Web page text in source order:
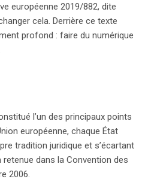
tous, y compris les
La définition du
plus large, incluant des
handicaps temporaires,
l’e-commerce, où
navigation sans souris, des
détectables par les
28 juin 2025, tous les
doivent être conformes,
auront jusqu’en 2030 pour
européenne 2019/882, dite
cela. Derrière ce texte
profond : faire du numérique
l’un des principaux points
européenne, chaque État
tradition juridique et s’écartant
dans la Convention des
2006.